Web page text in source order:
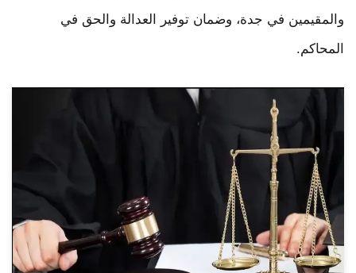
والمقيمين في جدة، وضمان توفير العدالة والحق في
المحاكم.